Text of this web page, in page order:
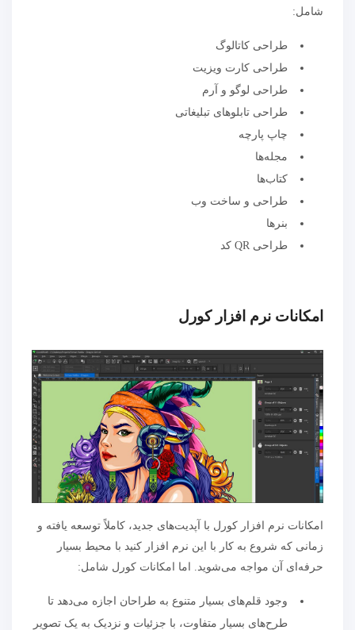
شامل:
طراحی کاتالوگ‌
طراحی کارت ویزیت
طراحی لوگو و آرم
طراحی تابلوهای تبلیغاتی
چاپ پارچه
مجله‌ها
کتاب‌ها
طراحی و ساخت وب
بنرها
طراحی QR کد
امکانات نرم افزار کورل
امکانات نرم افزار کورل با آپدیت‌های جدید، کاملاً توسعه یافته و
زمانی که شروع به کار با این نرم افزار کنید با محیط بسیار
حرفه‌ای آن مواجه می‌شوید. اما امکانات کورل شامل:
وجود قلم‌های بسیار متنوع به طراحان اجازه می‌دهد تا
طرح‌های بسیار متفاوت، با جزئیات و نزدیک به یک تصویر